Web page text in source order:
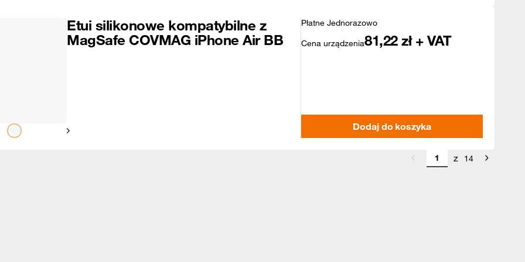
Pokaż następny
Etui silikonowe kompatybilne z
MagSafe COVMAG iPhone Air BB
Płatne Jednorazowo
Cena urządzenia81,22 zł + VAT
Dodaj do koszyka
z 14